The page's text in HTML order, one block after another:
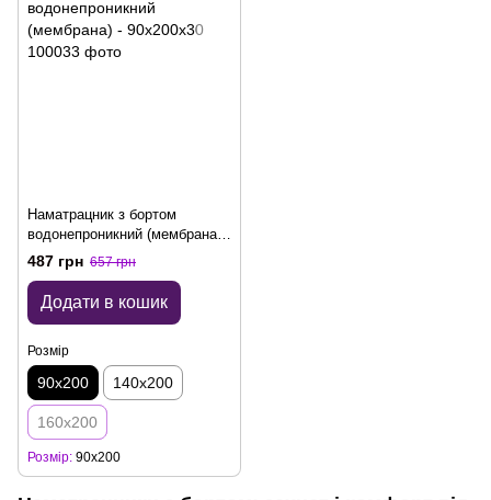
Наматрацник з бортом
водонепроникний (мембрана) -
90x200х30
487 грн 657 грн
Додати в кошик
Розмір
90x200 140x200
160x200
Розмір 90x200